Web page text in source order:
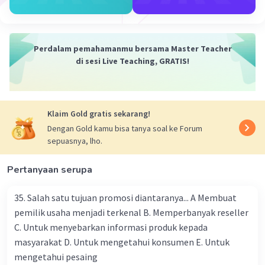
dibutuhkan dan memandu wawancara agar
4. Mengatur jadwal wawancara. Pastikan untuk
mengatur jadwal wawancara yang sesuai dengan
konfirmasi terkait waktu dan tempat
wawancara, serta memastikan bahwa
perusahaan atau individu tersebut sudah siap
untuk diwawancarai.
5. Menyiapkan peralatan yang diperlukan.
Siapkan peralatan yang diperlukan untuk
perekam suara. Pastikan juga untuk membawa
catatan dan alat tulis, serta memastikan bahwa
peralatan tersebut berfungsi dengan baik.
Dengan memperhatikan hal-hal di atas, maka
proses wawancara dengan profesi jasa dapat
Perdalam pemahamanmu bersama Master Teacher
di sesi Live Teaching, GRATIS!
Klaim Gold gratis sekarang!
Dengan Gold kamu bisa tanya soal ke Forum
sepuasnya, lho.
Pertanyaan serupa
35. Salah satu tujuan promosi diantaranya... A Membuat
pemilik usaha menjadi terkenal B. Memperbanyak reseller
C. Untuk menyebarkan informasi produk kepada
masyarakat D. Untuk mengetahui konsumen E. Untuk
mengetahui pesaing